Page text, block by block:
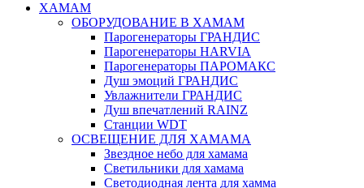
ХАМАМ
ОБОРУДОВАНИЕ В ХАМАМ
Парогенераторы ГРАНДИС
Парогенераторы HARVIA
Парогенераторы ПАРОМАКС
Душ эмоций ГРАНДИС
Увлажнители ГРАНДИС
Душ впечатлений RAINZ
Станции WDT
ОСВЕЩЕНИЕ ДЛЯ ХАМАМА
Звездное небо для хамама
Светильники для хамама
Светодиодная лента для хамма